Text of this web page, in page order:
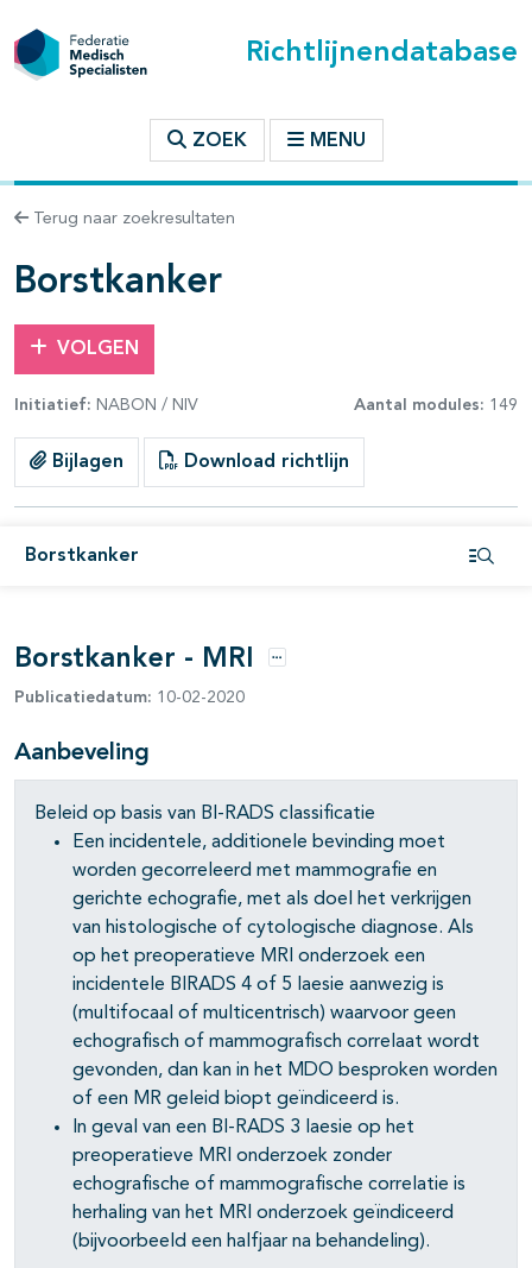
Richtlijnendatabase
ZOEK MENU
Terug naar zoekresultaten
Borstkanker
VOLGEN
Initiatief: NABON / NIV Aantal modules: 149
Bijlagen Download richtlijn
Borstkanker
binnen deze richtlijn
open- en dichtklappen
open- en dichtklappen
open- en dichtklappen
open- en dichtklappen
open- en dichtklappen
open- en dichtklappen
open- en dichtklappen
open- en dichtklappen
open- en dichtklappen
Borstkanker - MRI Opties
Publicatiedatum: 10-02-2020
Aanbeveling
Beleid op basis van BI-RADS classificatie
Een incidentele, additionele bevinding moet
worden gecorreleerd met mammografie en
gerichte echografie, met als doel het verkrijgen
van histologische of cytologische diagnose. Als
op het preoperatieve MRI onderzoek een
incidentele BIRADS 4 of 5 laesie aanwezig is
(multifocaal of multicentrisch) waarvoor geen
echografisch of mammografisch correlaat wordt
gevonden, dan kan in het MDO besproken worden
of een MR geleid biopt geïndiceerd is.
In geval van een BI-RADS 3 laesie op het
preoperatieve MRI onderzoek zonder
echografische of mammografische correlatie is
herhaling van het MRI onderzoek geïndiceerd
(bijvoorbeeld een halfjaar na behandeling).